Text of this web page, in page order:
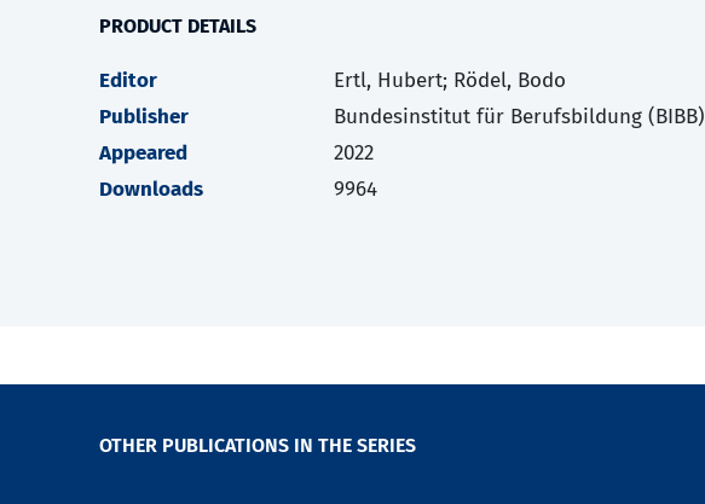
PRODUCT DETAILS
Editor
Ertl, Hubert; Rödel, Bodo
Publisher
Bundesinstitut für Berufsbildung (BIBB)
Appeared
2022
Downloads
9964
OTHER PUBLICATIONS IN THE SERIES